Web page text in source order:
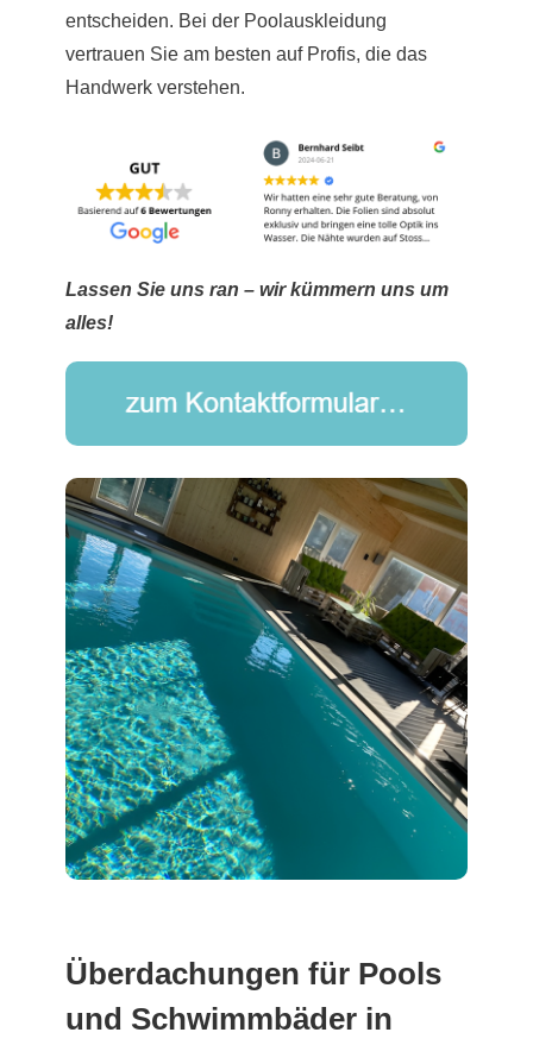
entscheiden. Bei der Poolauskleidung
vertrauen Sie am besten auf Profis, die das
Handwerk verstehen.
Lassen Sie uns ran – wir kümmern uns um
alles!
Überdachungen für Pools
und Schwimmbäder in